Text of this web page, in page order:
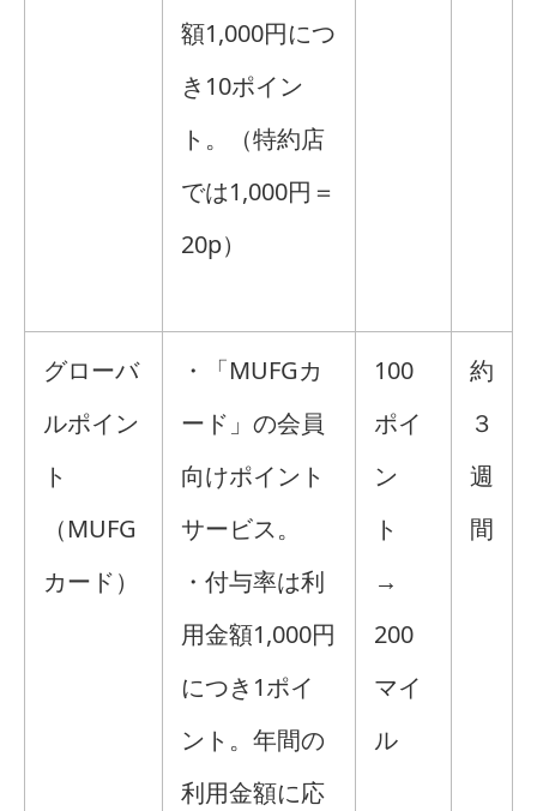
額1,000円につ
き10ポイン
ト。（特約店
では1,000円＝
20p）
グローバ
ルポイン
ト
（MUFG
カード）
・「MUFGカ
ード」の会員
向けポイント
サービス。
・付与率は利
用金額1,000円
につき1ポイ
ント。年間の
利用金額に応
100
ポイ
ン
ト
→
200
マイ
ル
約
３
週
間